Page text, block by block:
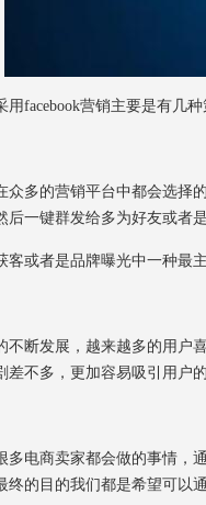
营销主要是有几种
的营销平台中都会选择的
后一键群发给多为好友或者
者是品牌曝光中一种最主
发展，越来越多的用户喜
差不多，更加容易吸引用户
商卖家都会做的事情，通
终的目的我们都是希望可以